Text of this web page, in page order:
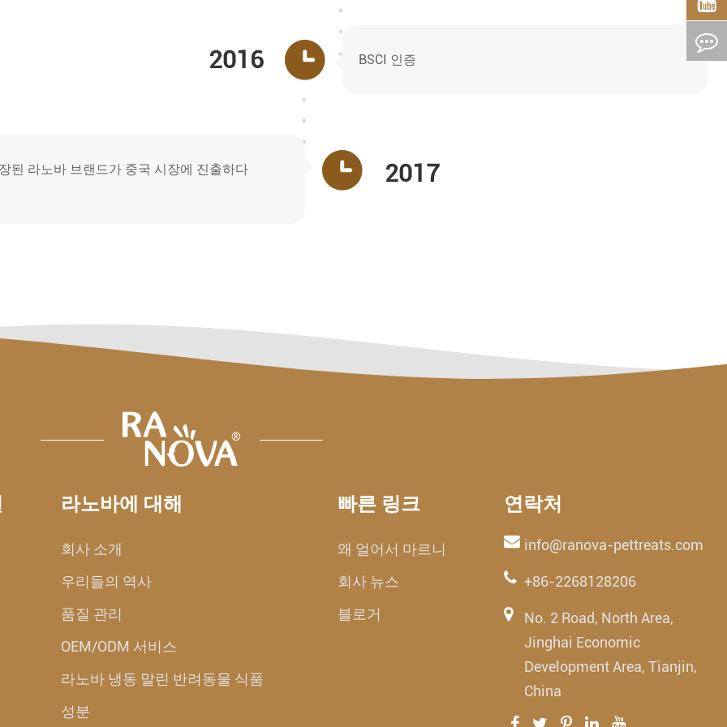
2016 BSCI 인증
2017
된 라노바 브랜드가 중국 시장에 진출하다
라노바에 대해
회사 소개
우리들의 역사
품질 관리
OEM/ODM 서비스
라노바 냉동 말린 반려동물 식품
성분
빠른 링크
왜 얼어서 마르니
회사 뉴스
블로거
연락처
info@ranova-pettreats.com
+86-2268128206
No. 2 Road, North Area,
Jinghai Economic
Development Area, Tianjin,
China